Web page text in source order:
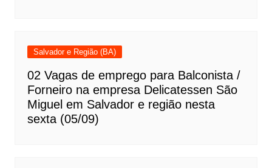
Salvador e Região (BA)
02 Vagas de emprego para Balconista /
Forneiro na empresa Delicatessen São
Miguel em Salvador e região nesta
sexta (05/09)